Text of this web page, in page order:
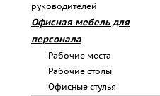
руководителей
Офисная мебель для
персонала
Рабочие места
Рабочие столы
Офисные стулья